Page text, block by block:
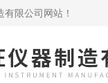
限公司网站！